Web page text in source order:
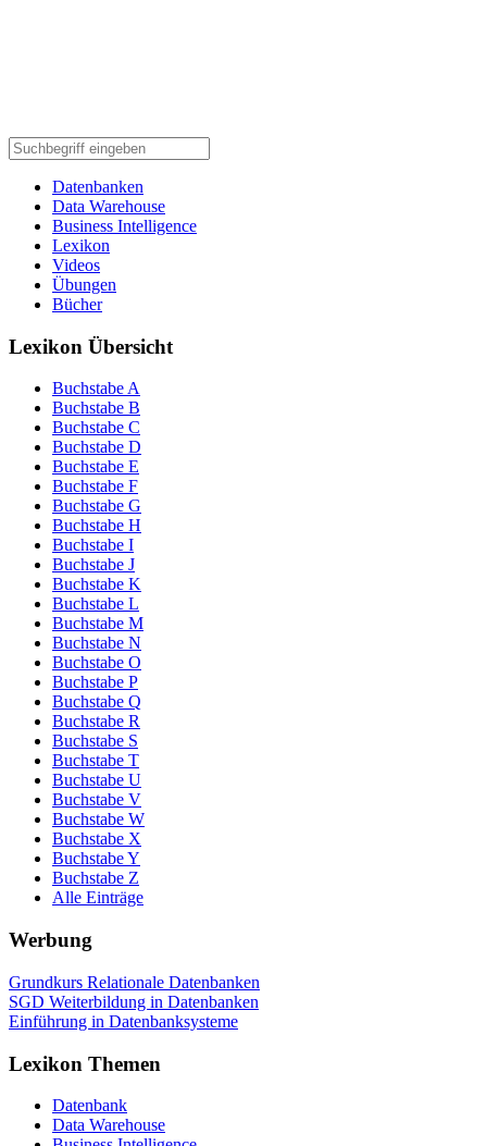
Datenbanken
Data Warehouse
Business Intelligence
Lexikon
Videos
Übungen
Bücher
Lexikon Übersicht
Buchstabe A
Buchstabe B
Buchstabe C
Buchstabe D
Buchstabe E
Buchstabe F
Buchstabe G
Buchstabe H
Buchstabe I
Buchstabe J
Buchstabe K
Buchstabe L
Buchstabe M
Buchstabe N
Buchstabe O
Buchstabe P
Buchstabe Q
Buchstabe R
Buchstabe S
Buchstabe T
Buchstabe U
Buchstabe V
Buchstabe W
Buchstabe X
Buchstabe Y
Buchstabe Z
Alle Einträge
Werbung
Grundkurs Relationale Datenbanken
SGD Weiterbildung in Datenbanken
Einführung in Datenbanksysteme
Lexikon Themen
Datenbank
Data Warehouse